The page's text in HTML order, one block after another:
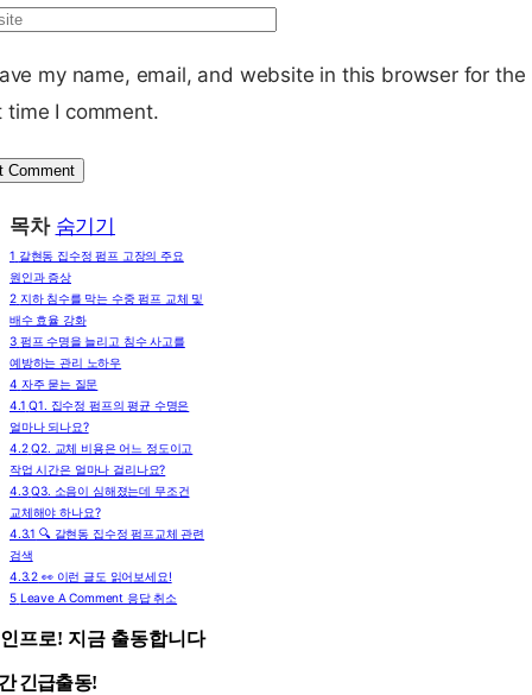
my name, email, and website in this browser for the
time I comment.
목차 숨기기
1 갈현동 집수정 펌프 고장의 주요
원인과 증상
2 지하 침수를 막는 수중 펌프 교체 및
배수 효율 강화
3 펌프 수명을 늘리고 침수 사고를
예방하는 관리 노하우
4 자주 묻는 질문
4.1 Q1. 집수정 펌프의 평균 수명은
얼마나 되나요?
4.2 Q2. 교체 비용은 어느 정도이고
작업 시간은 얼마나 걸리나요?
4.3 Q3. 소음이 심해졌는데 무조건
교체해야 하나요?
4.3.1 🔍 갈현동 집수정 펌프교체 관련
검색
4.3.2 👀 이런 글도 읽어보세요!
5 Leave A Comment 응답 취소
프로! 지금 출동합니다
긴급출동!